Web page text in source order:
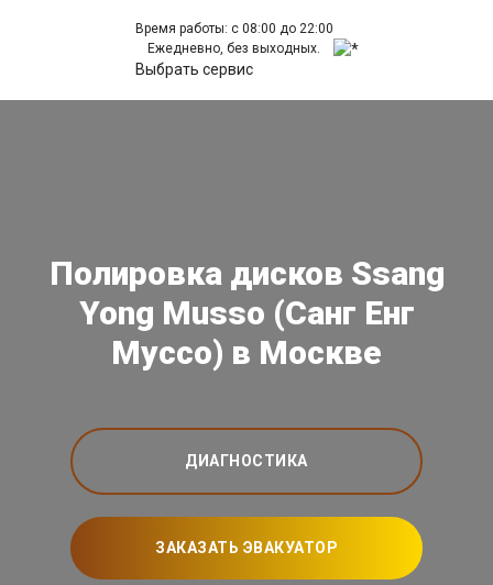
Время работы: с 08:00 до 22:00
Ежедневно, без выходных.
Выбрать сервис
Полировка дисков Ssang
Yong Musso (Санг Енг
Муссо) в Москве
ДИАГНОСТИКА
ЗАКАЗАТЬ ЭВАКУАТОР